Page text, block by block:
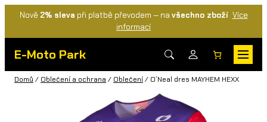
Nově 2% sleva při platbě převodem — na všechno zboží Více
informací
E-Moto Park
Domů / Oblečení a ochrana / Oblečení/ O´Neal dres MAYHEM HEXX